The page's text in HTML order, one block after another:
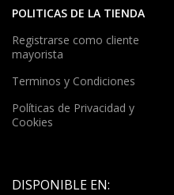
POLITICAS DE LA TIENDA
Registrarse como cliente
mayorista
Terminos y Condiciones
Políticas de Privacidad y
Cookies
DISPONIBLE EN: